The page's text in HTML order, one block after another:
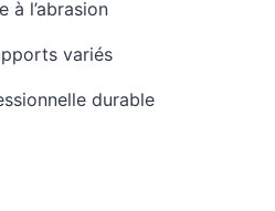
à l’abrasion
variés
durable